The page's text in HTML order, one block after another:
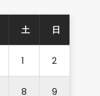
土 日
1 2
8 9